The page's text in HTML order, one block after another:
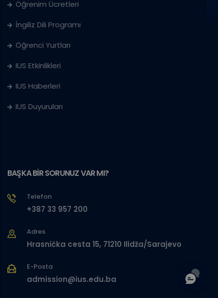
Öğrenim Ücretleri
İngiliz Dili Programı
Öğrenci Yurtları
IUS Etkinlikleri
IUS Haberleri
IUS Duyuruları
BAŞKA BİR SORUNUZ VAR MI?
Telefon
+387 33 957 200
Adres
Hrasnička cesta 15, 71210 Ilidža/Sarajevo
E-Posta
admission@ius.edu.ba